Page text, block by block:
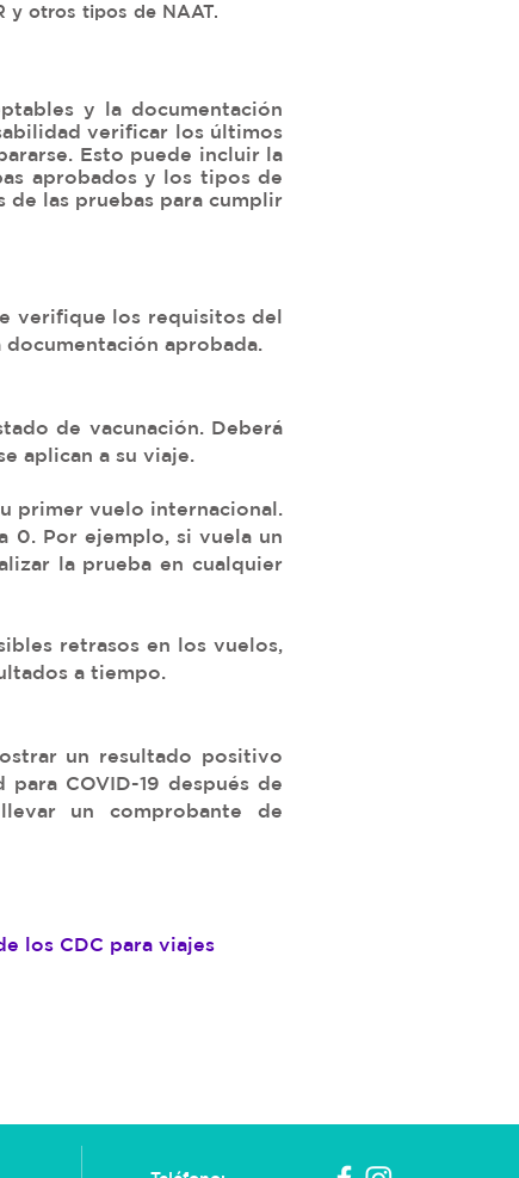
y otros tipos de NAAT.
y la documentación
verificar los últimos
Esto puede incluir la
aprobados y los tipos de
de las pruebas para cumplir
verifique los requisitos del
aprobada.
de vacunación. Deberá
aplican a su viaje.
primer vuelo internacional.
0. Por ejemplo, si vuela un
la prueba en cualquier
retrasos en los vuelos,
a tiempo.
un resultado positivo
COVID-19 después de
un comprobante de
los CDC para viajes